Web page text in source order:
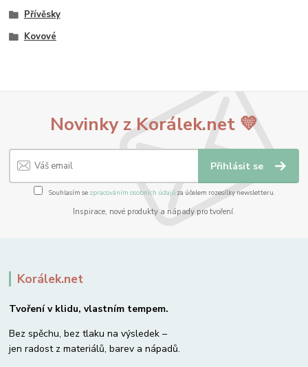
Přívěsky
Kovové
Novinky z Korálek.net 💛
Přihlásit se
Souhlasím se zpracováním osobních údajůza účelem rozesílky newsletteru.
Inspirace, nové produkty a nápady pro tvoření.
Korálek.net
Tvoření v klidu, vlastním tempem.
Bez spěchu, bez tlaku na výsledek –
jen radost z materiálů, barev a nápadů.